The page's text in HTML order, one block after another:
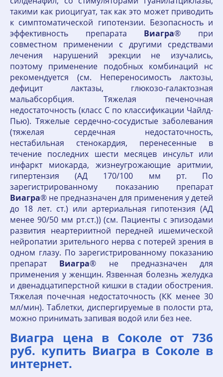
такими как риоцигуат, так как это может приводить
к симптоматической гипотензии. Безопасность и
эффективность препарата Виагра® при
совместном применении с другими средствами
лечения нарушений эрекции не изучались,
поэтому применение подобных комбинаций нс
рекомендуется (см. Непереносимость лактозы,
дефицит лактазы, глюкозо-галактозная
мальабсорбция. Тяжелая печеночная
недостаточность (класс С по классификации Чайлд-
Пью). Тяжелые сердечно-сосудистые заболевания
(тяжелая сердечная недостаточность,
нестабильная стенокардия, перенесенные в
течение последних шести месяцев инсульт или
инфаркт миокарда, жизнеугрожающие аритмии,
гипертензия (АД 170/100 мм рт. По
зарегистрированному показанию препарат
Виагра® не предназначен для применения у детей
до 18 лет. ст.) или артериальная гипотензия (АД
менее 90/50 мм рт.ст.)) (см. Пациенты с эпизодами
развития неартериитной передней ишемической
нейропатии зрительного нерва с потерей зрения в
одном глазу. По зарегистрированному показанию
препарат Виагра® не предназначен для
применения у женщин. Язвенная болезнь желудка
и двенадцатиперстной кишки в стадии обострения.
Тяжелая почечная недостаточность (КК менее 30
мл/мин). Таблетки, диспергируемые в полости рта,
можно принимать запивая водой или без нее.
Виагра цена в Соколе от 736
руб. купить Виагра в Соколе в
интернет.